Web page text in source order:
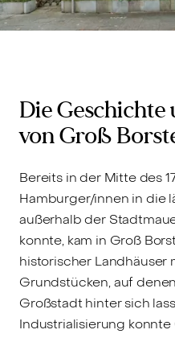
Die
von Groß
Bereits in der Mitte des
Hamburger/innen in die
außerhalb der
konnte, kam in Groß
historischer Landhäuser
Grundstücken, auf
Großstadt hinter sich
Industrialisierung